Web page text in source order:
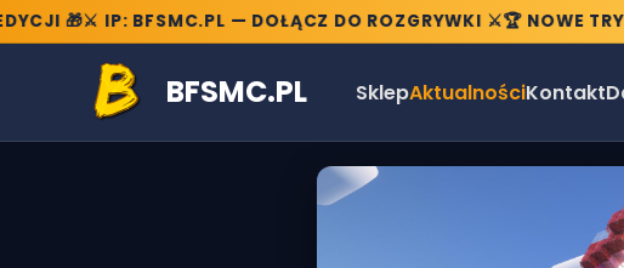
🎁⚔️ IP: BFSMC.PL — DOŁĄCZ DO ROZGRYWKI ⚔️🏆 NOWE TRYBY
BFSMC.PL SklepAktualnościKontakt